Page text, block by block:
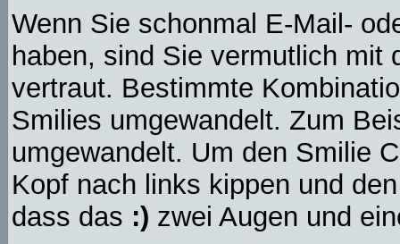
Wenn Sie schonmal E-Mail-
haben, sind Sie vermutlich mit
vertraut. Bestimmte
Smilies umgewandelt. Zum
umgewandelt. Um den Smilie
Kopf nach links kippen und
dass das :) zwei Augen und